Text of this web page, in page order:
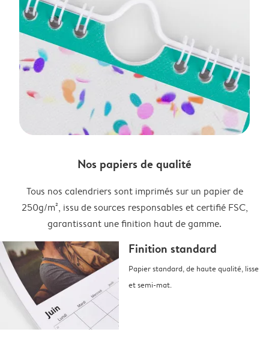
Nos papiers de qualité
Tous nos calendriers sont imprimés sur un papier de
250g/m², issu de sources responsables et certifié FSC,
garantissant une finition haut de gamme.
Finition standard
Papier standard, de haute qualité, lisse
et semi-mat.